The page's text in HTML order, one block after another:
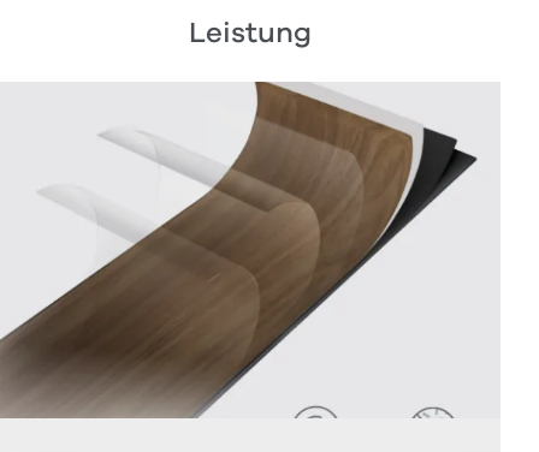
Leistung